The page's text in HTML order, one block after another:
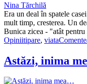
Nina Tărchilă
Era un deal în spatele
mult timp, cresterea. Un
Bunica zicea - "atât
Opiniitipare, viata
Astăzi, inima